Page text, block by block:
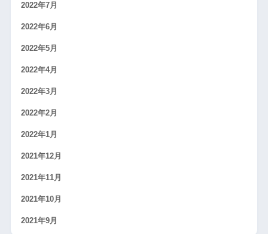
2022年7月
2022年6月
2022年5月
2022年4月
2022年3月
2022年2月
2022年1月
2021年12月
2021年11月
2021年10月
2021年9月